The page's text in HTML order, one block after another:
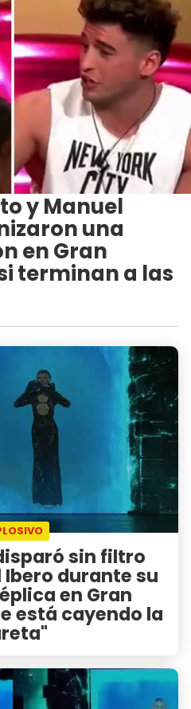
y Manuel
una
en Gran
terminan a las
sin filtro
durante su
en Gran
está cayendo la